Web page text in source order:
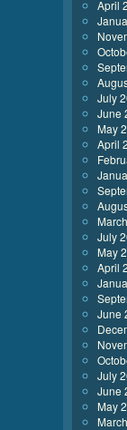
April
July
June
May
April
July
May
April
June
July
June
May